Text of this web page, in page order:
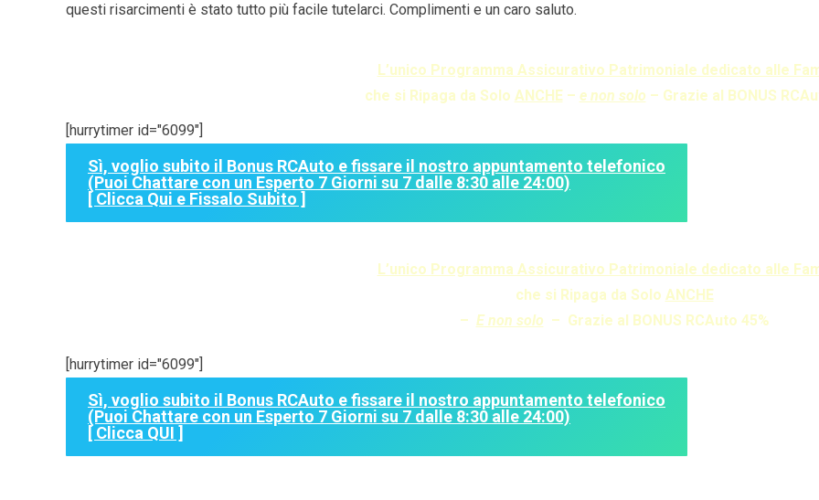
questi risarcimenti è stato tutto più facile tutelarci. Complimenti e un caro saluto.
L’unico Programma Assicurativo Patrimoniale dedicato alle
che si Ripaga da Solo ANCHE– e non solo – Grazie al BONUS
[hurrytimer id="6099"]
Sì, voglio subito il Bonus RCAuto e fissare il nostro appuntamento telefonico
(Puoi Chattare con un Esperto 7 Giorni su 7 dalle 8:30 alle 24:00)
[ Clicca Qui e Fissalo Subito ]
L’unico Programma Assicurativo Patrimoniale dedicato alle
che si Ripaga da Solo ANCHE
– Enon solo – Grazie al BONUS RCAuto 45%
[hurrytimer id="6099"]
Sì, voglio subito il Bonus RCAuto e fissare il nostro appuntamento telefonico
(Puoi Chattare con un Esperto 7 Giorni su 7 dalle 8:30 alle 24:00)
[ Clicca QUI ]